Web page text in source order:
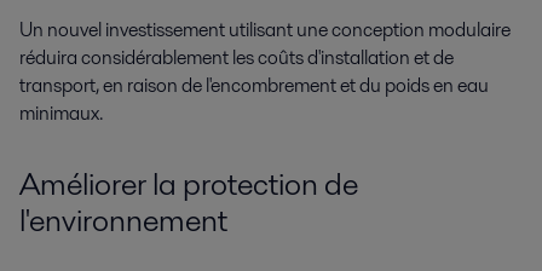
Un nouvel investissement utilisant une conception modulaire
réduira considérablement les coûts d'installation et de
transport, en raison de l'encombrement et du poids en eau
minimaux.
Améliorer la protection de
l'environnement